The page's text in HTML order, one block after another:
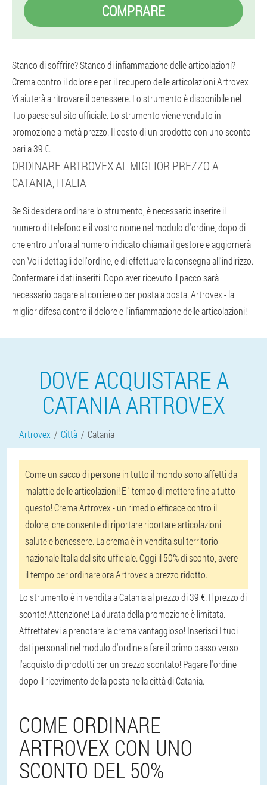
COMPRARE
Stanco di soffrire? Stanco di infiammazione delle articolazioni?
Crema contro il dolore e per il recupero delle articolazioni Artrovex
Vi aiuterà a ritrovare il benessere. Lo strumento è disponibile nel
Tuo paese sul sito ufficiale. Lo strumento viene venduto in
promozione a metà prezzo. Il costo di un prodotto con uno sconto
pari a 39 €.
ORDINARE ARTROVEX AL MIGLIOR PREZZO A
CATANIA, ITALIA
Se Si desidera ordinare lo strumento, è necessario inserire il
numero di telefono e il vostro nome nel modulo d'ordine, dopo di
che entro un'ora al numero indicato chiama il gestore e aggiornerà
con Voi i dettagli dell'ordine, e di effettuare la consegna all'indirizzo.
Confermare i dati inseriti. Dopo aver ricevuto il pacco sarà
necessario pagare al corriere o per posta a posta. Artrovex - la
miglior difesa contro il dolore e l'infiammazione delle articolazioni!
DOVE ACQUISTARE A
CATANIA ARTROVEX
Artrovex Città Catania
Come un sacco di persone in tutto il mondo sono affetti da
malattie delle articolazioni! E ' tempo di mettere fine a tutto
questo! Crema Artrovex - un rimedio efficace contro il
dolore, che consente di riportare riportare articolazioni
salute e benessere. La crema è in vendita sul territorio
nazionale Italia dal sito ufficiale. Oggi il 50% di sconto, avere
il tempo per ordinare ora Artrovex a prezzo ridotto.
Lo strumento è in vendita a Catania al prezzo di 39 €. Il prezzo di
sconto! Attenzione! La durata della promozione è limitata.
Affrettatevi a prenotare la crema vantaggioso! Inserisci I tuoi
dati personali nel modulo d'ordine a fare il primo passo verso
l'acquisto di prodotti per un prezzo scontato! Pagare l'ordine
dopo il ricevimento della posta nella città di Catania.
COME ORDINARE
ARTROVEX CON UNO
SCONTO DEL 50%